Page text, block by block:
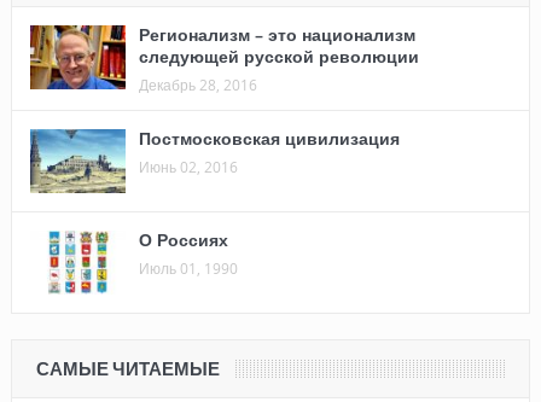
Регионализм – это национализм
следующей русской революции
Декабрь 28, 2016
Постмосковская цивилизация
Июнь 02, 2016
О Россиях
Июль 01, 1990
САМЫЕ ЧИТАЕМЫЕ